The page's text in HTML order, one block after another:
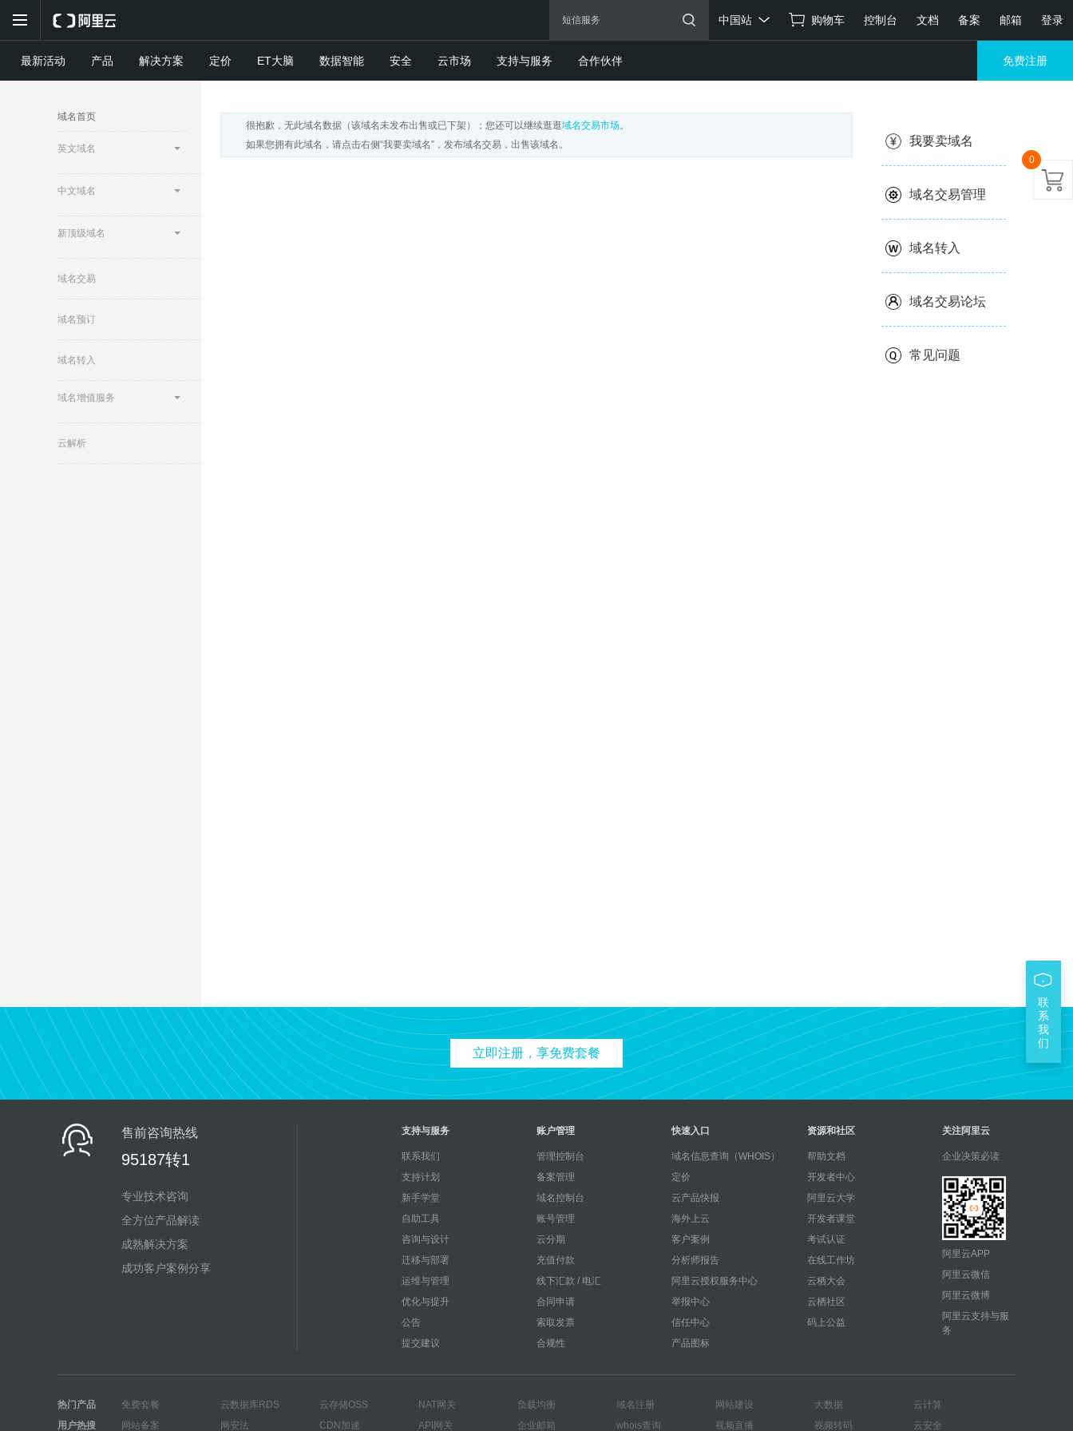
购物车 控制台 文档 备案 邮箱 登录
中国站
最新活动 产品 解决方案 定价 ET大脑 数据智能 安全 云市场 支持与服务 合作伙伴 免费注册
域名首页
英文域名
中文域名
新顶级域名
域名交易
域名预订
域名转入
域名增值服务
云解析
很抱歉，无此域名数据（该域名未发布出售或已下架）；您还可以继续逛逛域名交易市场。
如果您拥有此域名，请点击右侧“我要卖域名”，发布域名交易，出售该域名。
我要卖域名
域名交易管理
域名转入
域名交易论坛
常见问题
立即注册，享免费套餐
售前咨询热线
95187转1
专业技术咨询
全方位产品解读
成熟解决方案
成功客户案例分享
支持与服务
联系我们
支持计划
新手学堂
自助工具
咨询与设计
迁移与部署
运维与管理
优化与提升
公告
提交建议
账户管理
管理控制台
备案管理
域名控制台
账号管理
云分期
充值付款
线下汇款 / 电汇
合同申请
索取发票
合规性
快速入口
域名信息查询（WHOIS）
定价
云产品快报
海外上云
客户案例
分析师报告
阿里云授权服务中心
举报中心
信任中心
产品图标
资源和社区
帮助文档
开发者中心
阿里云大学
开发者课堂
考试认证
在线工作坊
云栖大会
云栖社区
码上公益
关注阿里云
企业决策必读
阿里云APP
阿里云微信
阿里云微博
阿里云支持与服
务
热门产品 免费套餐 云数据库RDS 云存储OSS NAT网关 负载均衡 域名注册 网站建设 大数据
云计算
用户热搜
网站备案 网安法 CDN加速 API网关 企业邮箱 whois查询 视频直播 视频转码 云安全
联
系
我
们
0